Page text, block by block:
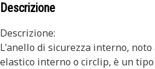
Descrizione
Descrizione:
L'anello di sicurezza interno, noto
elastico interno o circlip, è un